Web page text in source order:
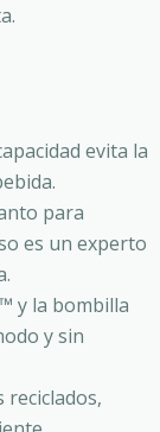
evita la
para
es un experto
y la bombilla
y sin
reciclados,